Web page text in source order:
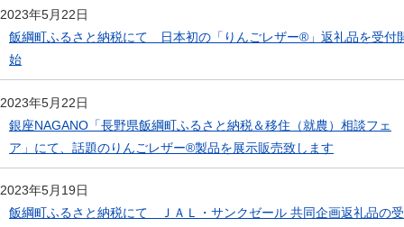
2023年5月22日
飯綱町ふるさと納税にて 日本初の「りんごレザー®」返礼品を受付
始
2023年5月22日
銀座NAGANO「長野県飯綱町ふるさと納税＆移住（就農）相談フェ
ア」にて、話題のりんごレザー®製品を展示販売致します
2023年5月19日
飯綱町ふるさと納税にて ＪＡＬ・サンクゼール 共同企画返礼品の受